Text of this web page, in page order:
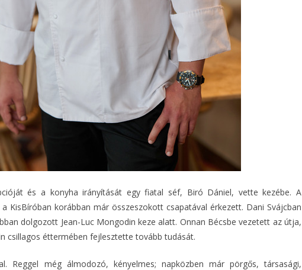
és a konyha irányítását egy fiatal séf, Biró Dániel, vette kezébe. A
KisBíróban korábban már összeszokott csapatával érkezett. Dani Svájcban
dolgozott Jean-Luc Mongodin keze alatt. Onnan Bécsbe vezetett az útja,
csillagos éttermében fejlesztette tovább tudását.
Reggel még álmodozó, kényelmes; napközben már pörgős, társasági,